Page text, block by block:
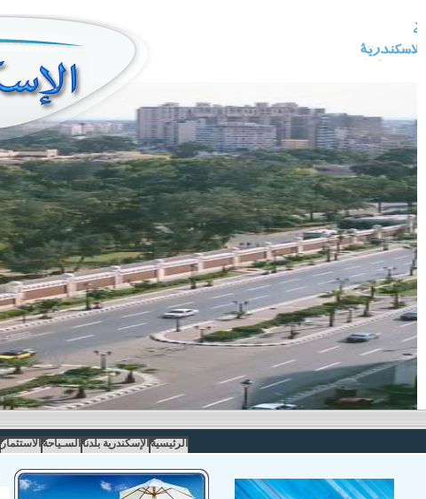
الرئيسية الإسكندرية بلدنا السـياحة الاستثمار